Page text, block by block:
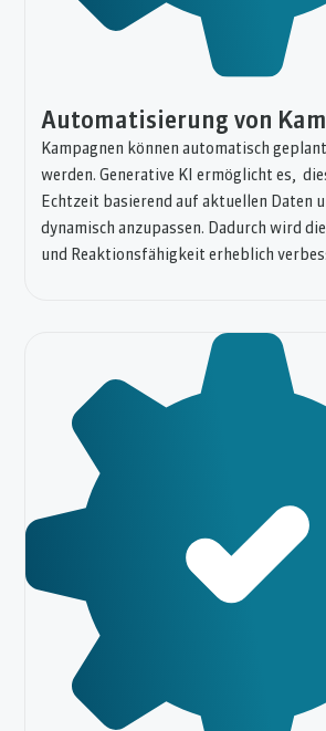
Automatisierung von
Kampagnen können automatisch
werden. Generative KI ermöglicht es,
Echtzeit basierend auf aktuellen Daten
dynamisch anzupassen. Dadurch wird
und Reaktionsfähigkeit erheblich